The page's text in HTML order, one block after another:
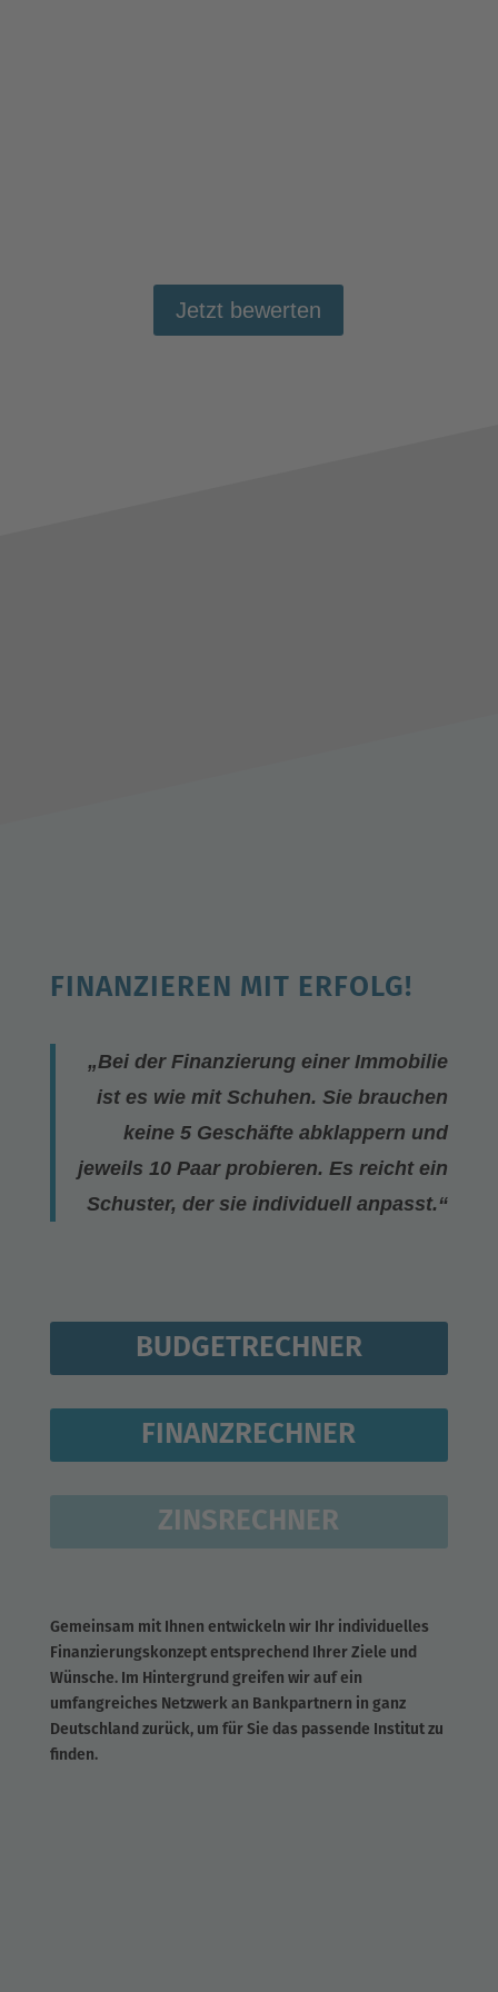
Jetzt bewerten
FINANZIEREN MIT ERFOLG!
„Bei der Finanzierung einer Immobilie
ist es wie mit Schuhen. Sie brauchen
keine 5 Geschäfte abklappern und
jeweils 10 Paar probieren. Es reicht ein
Schuster, der sie individuell anpasst.“
BUDGETRECHNER
FINANZRECHNER
ZINSRECHNER
Gemeinsam mit Ihnen entwickeln wir Ihr individuelles
Finanzierungskonzept entsprechend Ihrer Ziele und
Wünsche. Im Hintergrund greifen wir auf ein
umfangreiches Netzwerk an Bankpartnern in ganz
Deutschland zurück, um für Sie das passende Institut zu
finden.